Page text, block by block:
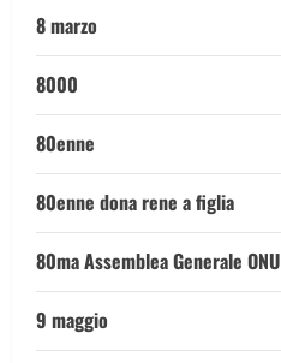
8 marzo
8000
80enne
80enne dona rene a figlia
80ma Assemblea Generale ONU
9 maggio